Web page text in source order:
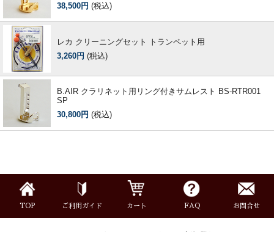
38,500円 (税込)
レカ クリーニングセット トランペット用
3,260円 (税込)
B.AIR クラリネット用リング付きサムレスト BS-RTR001
SP
30,800円 (税込)
TOP ご利用ガイド カート FAQ お問合せ